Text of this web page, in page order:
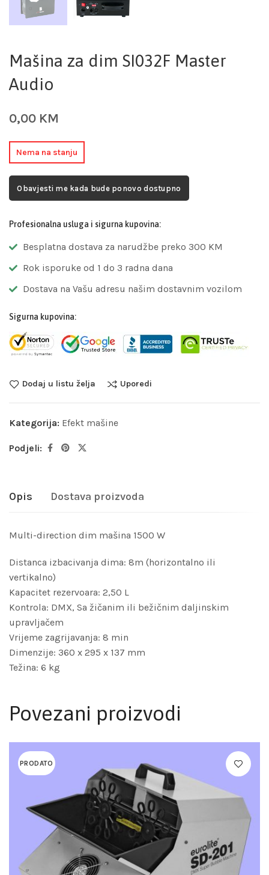
Mašina za dim SI032F Master
Audio
0,00 KM
Nema na stanju
Obavjesti me kada bude ponovo dostupno
Profesionalna usluga i sigurna kupovina:
Besplatna dostava za narudžbe preko 300 KM
Rok isporuke od 1 do 3 radna dana
Dostava na Vašu adresu našim dostavnim vozilom
Sigurna kupovina:
Dodaj u listu želja Uporedi
Kategorija: Efekt mašine
Podjeli:
Opis Dostava proizvoda
Multi-direction dim mašina 1500 W
Distanca izbacivanja dima: 8m (horizontalno ili
vertikalno)
Kapacitet rezervoara: 2,50 L
Kontrola: DMX, Sa žičanim ili bežičnim daljinskim
upravljačem
Vrijeme zagrijavanja: 8 min
Dimenzije: 360 x 295 x 137 mm
Težina: 6 kg
Povezani proizvodi
PRODATO